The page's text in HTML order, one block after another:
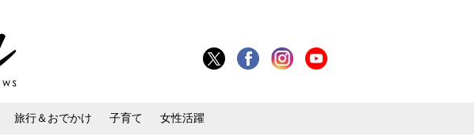
旅行＆おでかけ 子育て 女性活躍